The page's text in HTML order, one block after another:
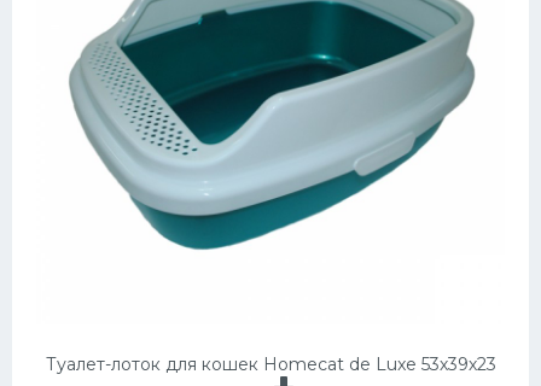
Туалет-лоток для кошек Homecat de Luxe 53х39х23